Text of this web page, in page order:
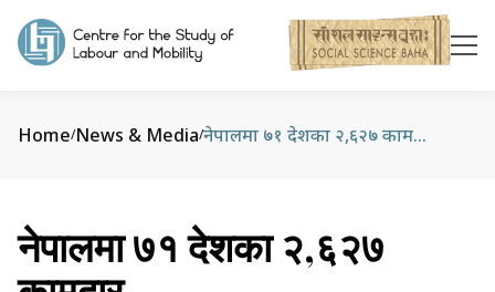
Home/News & Media/ नेपालमा ७१ देशका २,६२७ कामदार
नेपालमा ७१ देशका २,६२७